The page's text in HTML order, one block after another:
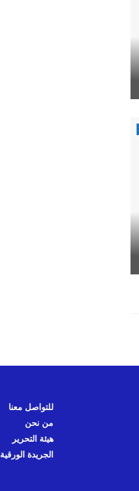
للتواصل معنا
من نحن
هيئة التحرير
الجريدة الورقية